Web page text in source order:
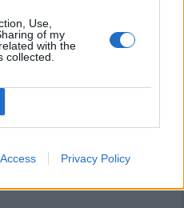
Use,
of my
with the
collected.
Privacy Policy
con Markic, Contucci,
Solinas, Souare e Galic
dai pilastri Masia, Pinna e
è Loru
Idda